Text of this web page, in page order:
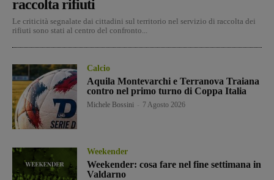
raccolta rifiuti
Le criticità segnalate dai cittadini sul territorio nel servizio di raccolta dei
rifiuti sono stati al centro del confronto...
Calcio
Aquila Montevarchi e Terranova Traiana
contro nel primo turno di Coppa Italia
Michele Bossini 7 Agosto 2026
Weekender
Weekender: cosa fare nel fine settimana in
Valdarno